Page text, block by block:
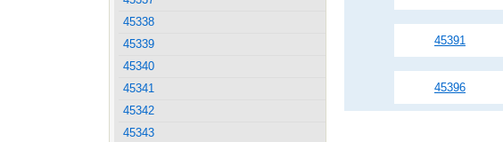
45391
45396
45338
45339
45340
45341
45342
45343